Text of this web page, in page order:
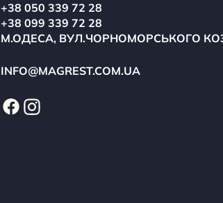
+38 050 339 72 28
+38 099 339 72 28
М.ОДЕСА, ВУЛ.ЧОРНОМОРСЬКОГО
INFO@MAGREST.COM.UA